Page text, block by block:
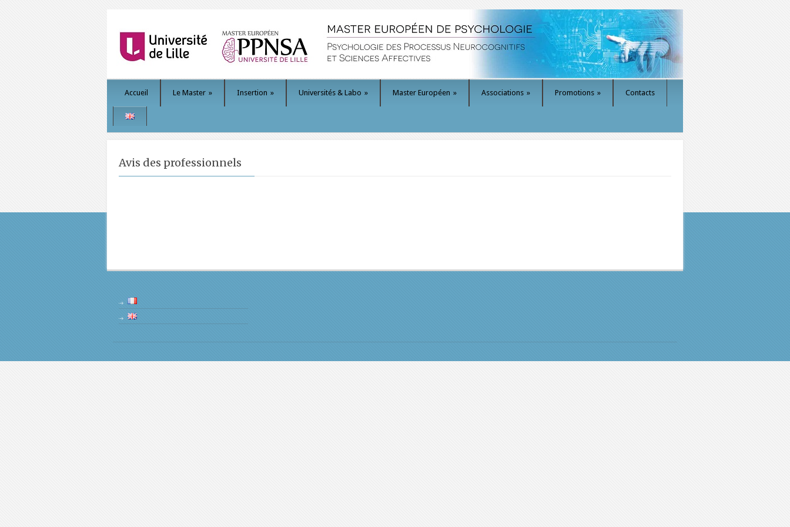
Accueil Le Master » Insertion » Universités & Labo » Master Européen » Associations » Promotions » Contacts
Avis des professionnels